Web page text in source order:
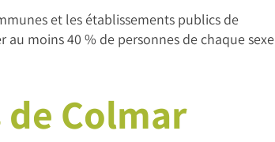
et les établissements publics de
moins 40 % de personnes de chaque sexe
Colmar